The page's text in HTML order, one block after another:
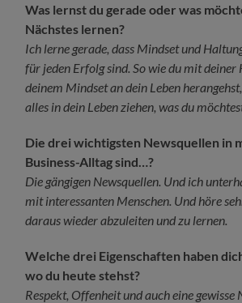
Was lernst du gerade oder was
Nächstes lernen?
Ich lerne gerade, dass Mindset und
für jeden Erfolg sind. So wie du mit deiner
deinem Mindset an dein Leben
alles in dein Leben ziehen, was du
Die drei wichtigsten Newsquellen in
Business-Alltag sind…?
Die gängigen Newsquellen. Und ich
mit interessanten Menschen. Und höre
daraus wieder abzuleiten und zu lernen.
Welche drei Eigenschaften haben
wo du heute stehst?
Respekt, Offenheit und auch eine gewisse